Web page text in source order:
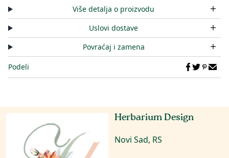
Više detalja o proizvodu
Uslovi dostave
Povraćaj i zamena
Podeli
Herbarium Design
Novi Sad, RS